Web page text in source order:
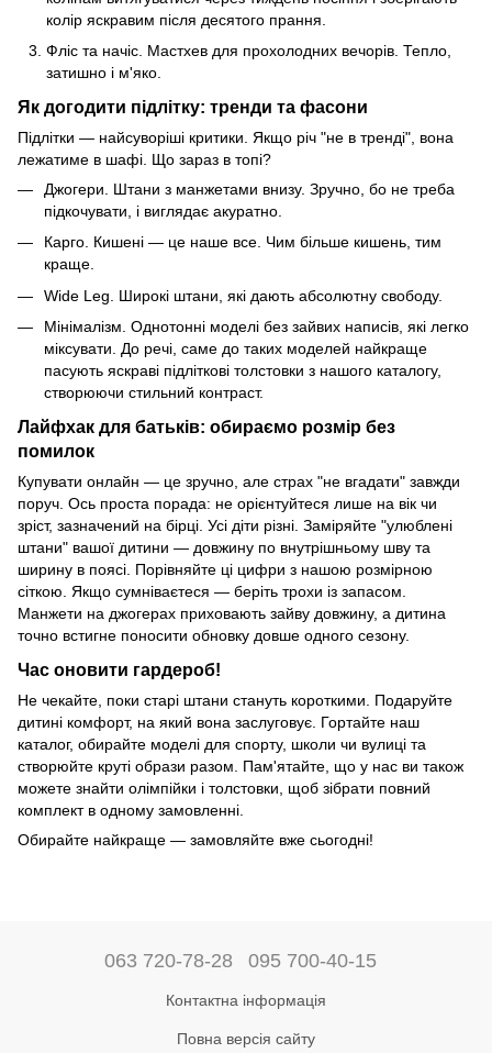
колір яскравим після десятого прання.
Фліс та начіс. Мастхев для прохолодних вечорів. Тепло,
затишно і м'яко.
Як догодити підлітку: тренди та фасони
Підлітки — найсуворіші критики. Якщо річ "не в тренді", вона
лежатиме в шафі. Що зараз в топі?
Джогери. Штани з манжетами внизу. Зручно, бо не треба
підкочувати, і виглядає акуратно.
Карго. Кишені — це наше все. Чим більше кишень, тим
краще.
Wide Leg. Широкі штани, які дають абсолютну свободу.
Мінімалізм. Однотонні моделі без зайвих написів, які легко
міксувати. До речі, саме до таких моделей найкраще
пасують яскраві підліткові толстовки з нашого каталогу,
створюючи стильний контраст.
Лайфхак для батьків: обираємо розмір без
помилок
Купувати онлайн — це зручно, але страх "не вгадати" завжди
поруч. Ось проста порада: не орієнтуйтеся лише на вік чи
зріст, зазначений на бірці. Усі діти різні. Заміряйте "улюблені
штани" вашої дитини — довжину по внутрішньому шву та
ширину в поясі. Порівняйте ці цифри з нашою розмірною
сіткою. Якщо сумніваєтеся — беріть трохи із запасом.
Манжети на джогерах приховають зайву довжину, а дитина
точно встигне поносити обновку довше одного сезону.
Час оновити гардероб!
Не чекайте, поки старі штани стануть короткими. Подаруйте
дитині комфорт, на який вона заслуговує. Гортайте наш
каталог, обирайте моделі для спорту, школи чи вулиці та
створюйте круті образи разом. Пам'ятайте, що у нас ви також
можете знайти олімпійки і толстовки, щоб зібрати повний
комплект в одному замовленні.
Обирайте найкраще — замовляйте вже сьогодні!
063 720-78-28 095 700-40-15
Контактна інформація
Повна версія сайту